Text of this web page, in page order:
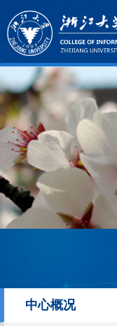
中心概况